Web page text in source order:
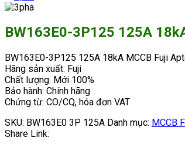
BW163E0-3P125 125A
BW163E0-3P125 125A 18kA MCCB Fuji
Hãng sản xuất: Fuji
Chất lượng: Mới 100%
Bảo hành: Chính hãng
Chứng từ: CO/CQ, hóa đơn VAT
SKU: BW163E0 3P 125A Danh mục: MCCB
Share Link: